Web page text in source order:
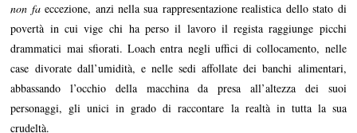
non faeccezione, anzi nella sua rappresentazione realistica dello stato di
povertà in cui vige chi ha perso il lavoro il regista raggiunge picchi
drammatici mai sfiorati. Loach entra negli uffici di collocamento, nelle
case divorate dall’umidità, e nelle sedi affollate dei banchi alimentari,
abbassando l’occhio della macchina da presa all’altezza dei suoi
personaggi, gli unici in grado di raccontare la realtà in tutta la sua
crudeltà.